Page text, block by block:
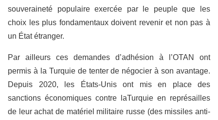
souveraineté populaire exercée par le peuple que les
choix les plus fondamentaux doivent revenir et non pas à
un État étranger.
Par ailleurs ces demandes d’adhésion à l’OTAN ont
permis à la Turquie de tenter de négocier à son avantage.
Depuis 2020, les États-Unis ont mis en place des
sanctions économiques contre laTurquie en représailles
de leur achat de matériel militaire russe (des missiles anti-